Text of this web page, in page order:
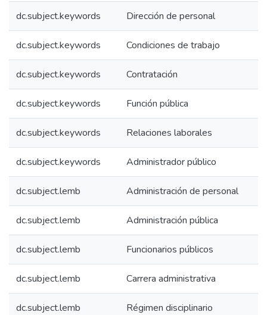
dc.subject.keywords Dirección de personal
dc.subject.keywords Condiciones de trabajo
dc.subject.keywords Contratación
dc.subject.keywords Función pública
dc.subject.keywords Relaciones laborales
dc.subject.keywords Administrador público
dc.subject.lemb Administración de personal
dc.subject.lemb Administración pública
dc.subject.lemb Funcionarios públicos
dc.subject.lemb Carrera administrativa
dc.subject.lemb Régimen disciplinario